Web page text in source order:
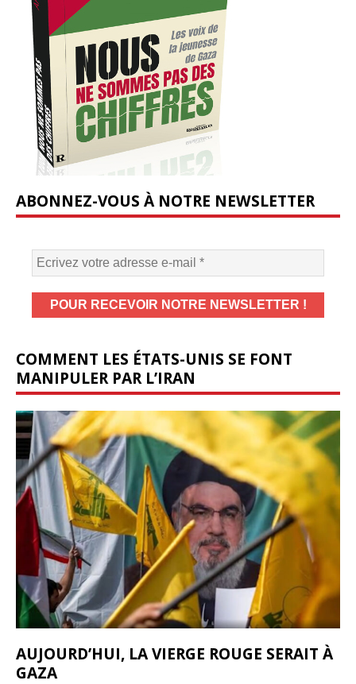
ABONNEZ-VOUS À NOTRE NEWSLETTER
COMMENT LES ÉTATS-UNIS SE FONT
MANIPULER PAR L’IRAN
AUJOURD’HUI, LA VIERGE ROUGE SERAIT À
GAZA